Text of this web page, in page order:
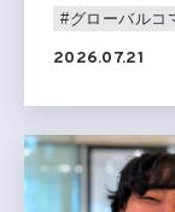
#グローバルコ
2026.07.21